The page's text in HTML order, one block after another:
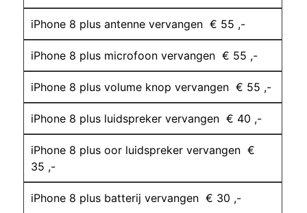
iPhone 8 plus antenne vervangen € 55 ,-
iPhone 8 plus microfoon vervangen € 55 ,-
iPhone 8 plus volume knop vervangen € 55 ,-
iPhone 8 plus luidspreker vervangen € 40 ,-
iPhone 8 plus oor luidspreker vervangen €
35 ,-
iPhone 8 plus batterij vervangen € 30 ,-